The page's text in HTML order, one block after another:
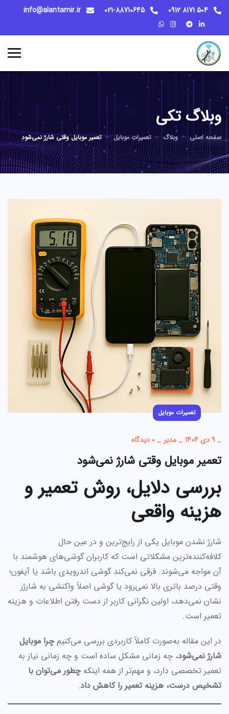
021-88710645
وبلاگ تکی
صفحه اصلی وبلاگ تعمیرات موبایل تعمیر موبایل وقتی شارژ نمی‌شود
تعمیرات موبایل
_ 9 دی 1404 _ مدیر _ 0 دیدگاه
تعمیر موبایل وقتی شارژ نمی‌شود
بررسی دلایل، روش تعمیر و
هزینه واقعی
شارژ نشدن موبایل یکی از رایج‌ترین و در عین حال
کلافه‌کننده‌ترین مشکلاتی است که کاربران گوشی‌های هوشمند با
آن مواجه می‌شوند. فرقی نمی‌کند گوشی اندرویدی باشد یا آیفون؛
وقتی درصد باتری بالا نمی‌رود یا گوشی اصلاً واکنشی به شارژر
نشان نمی‌دهد، اولین نگرانی کاربر از دست رفتن اطلاعات و هزینه
تعمیر است.
در این مقاله به‌صورت کاملاً کاربردی بررسی می‌کنیمچرا موبایل
شارژ نمی‌شود، چه زمانی مشکل ساده است و چه زمانی نیاز به
تعمیر تخصصی دارد، و مهم‌تر از همه اینکهچطور می‌توان با
تشخیص درست، هزینه تعمیر را کاهش داد.